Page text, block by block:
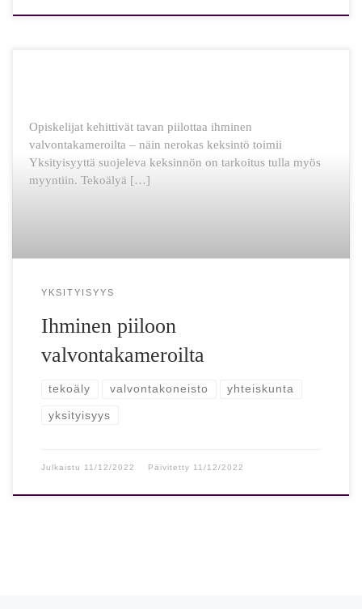
Opiskelijat kehittivät tavan piilottaa ihminen
valvontakameroilta – näin nerokas keksintö toimii
Yksityisyyttä suojeleva keksinnön on tarkoitus tulla myös
myyntiin. Tekoälyä […]
YKSITYISYYS
Ihminen piiloon
valvontakameroilta
tekoäly valvontakoneisto yhteiskunta
yksityisyys
Julkaistu 11/12/2022 Päivitetty 11/12/2022